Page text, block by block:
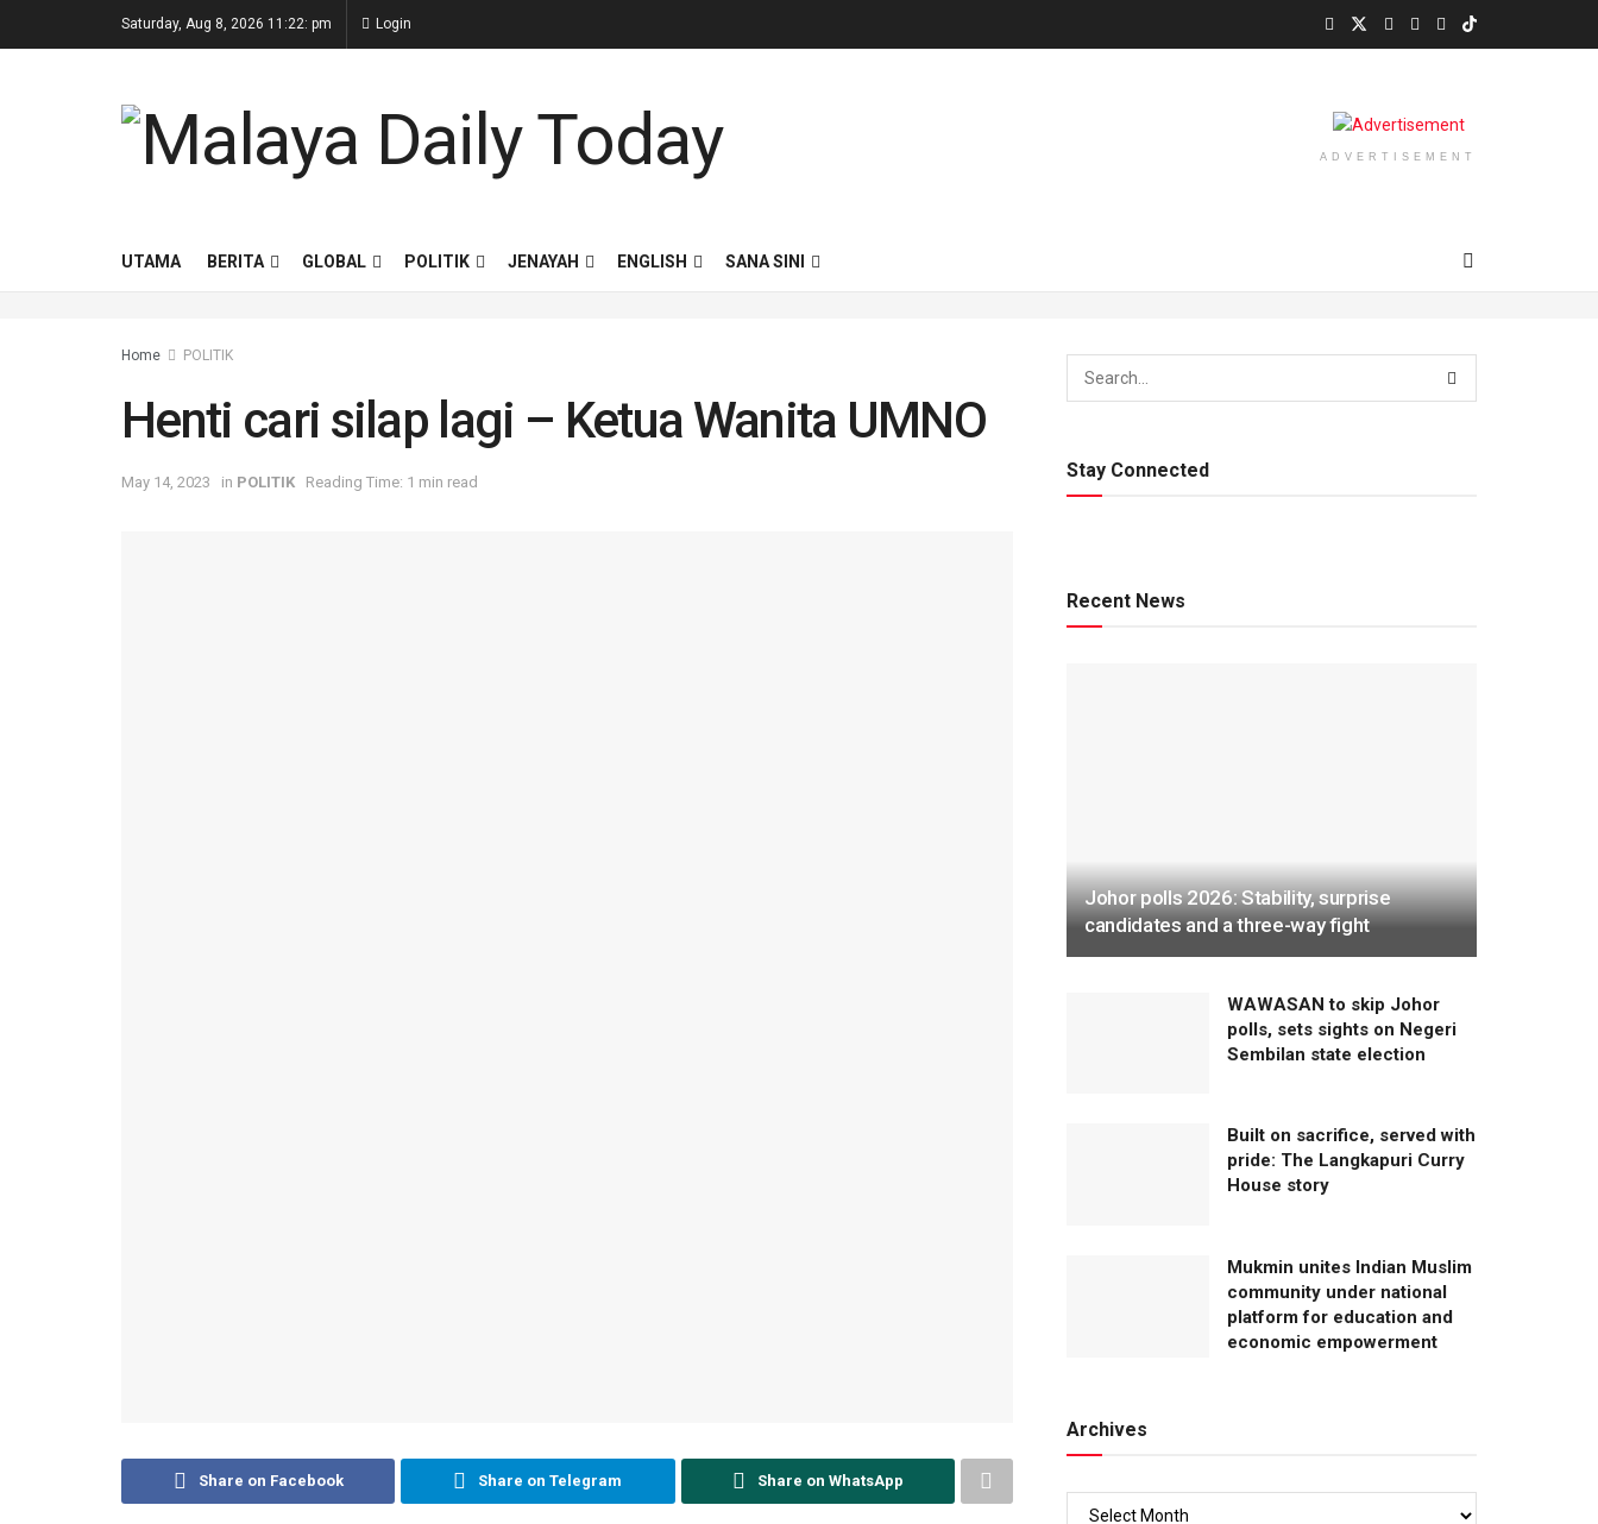
Saturday, Aug 8, 2026 11:22: pm Login
ADVERTISEMENT
UTAMA BERITA GLOBAL POLITIK JENAYAH ENGLISH SANA SINI
Home POLITIK
Henti cari silap lagi – Ketua Wanita UMNO
May 14, 2023 in POLITIK Reading Time: 1 min read
Share on Facebook Share on Telegram Share on WhatsApp
Stay Connected
Recent News
Johor polls 2026: Stability, surprise
candidates and a three-way fight
WAWASAN to skip Johor
polls, sets sights on Negeri
Sembilan state election
Built on sacrifice, served with
pride: The Langkapuri Curry
House story
Mukmin unites Indian Muslim
community under national
platform for education and
economic empowerment
Archives